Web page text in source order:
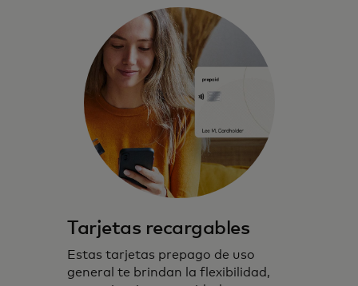
Tarjetas recargables
Estas tarjetas prepago de uso
general te brindan la flexibilidad,